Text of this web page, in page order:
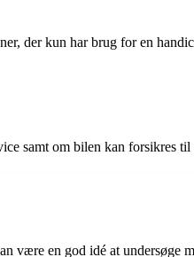
der kun har brug for en
samt om bilen kan forsikres
være en god idé at undersøge